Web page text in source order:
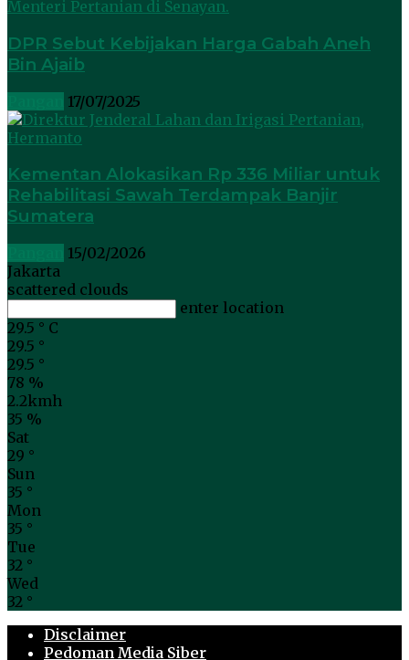
DPR Sebut Kebijakan Harga Gabah Aneh
Bin Ajaib
17/07/2025
Kementan Alokasikan Rp 336 Miliar untuk
Rehabilitasi Sawah Terdampak Banjir
Sumatera
15/02/2026
Jakarta
scattered clouds
enter location
29.5 ° C
29.5 °
29.5 °
78 %
2.2kmh
35 %
Sat
29 °
Sun
35 °
Mon
35 °
Tue
32 °
Wed
32 °
Disclaimer
Pedoman Media Siber